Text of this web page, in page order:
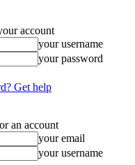
account
your username
your password
Get help
an account
your email
your username